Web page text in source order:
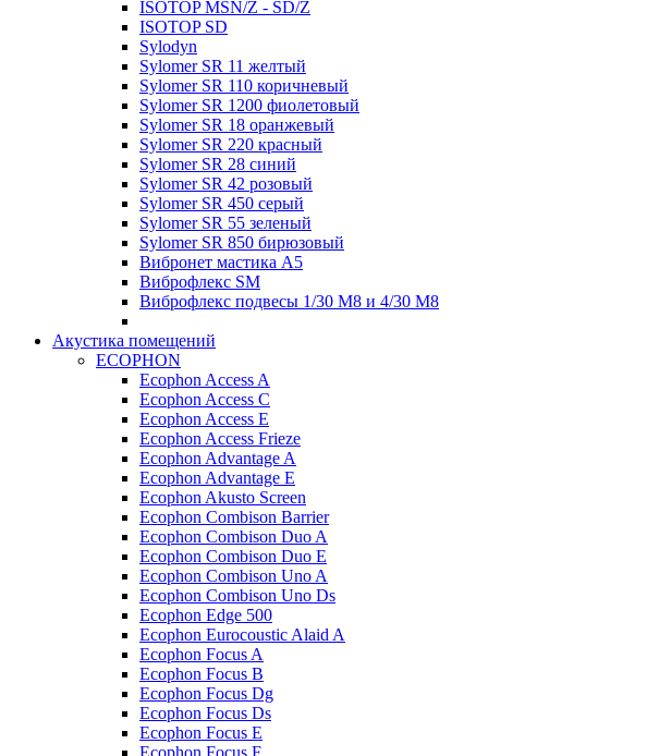
ISOTOP MSN/Z - SD/Z
ISOTOP SD
Sylodyn
Sylomer SR 11 желтый
Sylomer SR 110 коричневый
Sylomer SR 1200 фиолетовый
Sylomer SR 18 оранжевый
Sylomer SR 220 красный
Sylomer SR 28 синий
Sylomer SR 42 розовый
Sylomer SR 450 серый
Sylomer SR 55 зеленый
Sylomer SR 850 бирюзовый
Вибронет мастика А5
Виброфлекс SM
Виброфлекс подвесы 1/30 М8 и 4/30 М8
Акустика помещений
ECOPHON
Ecophon Access A
Ecophon Access C
Ecophon Access E
Ecophon Access Frieze
Ecophon Advantage A
Ecophon Advantage E
Ecophon Akusto Screen
Ecophon Combison Barrier
Ecophon Combison Duo A
Ecophon Combison Duo E
Ecophon Combison Uno A
Ecophon Combison Uno Ds
Ecophon Edge 500
Ecophon Eurocoustic Alaid A
Ecophon Focus A
Ecophon Focus B
Ecophon Focus Dg
Ecophon Focus Ds
Ecophon Focus E
Ecophon Focus F